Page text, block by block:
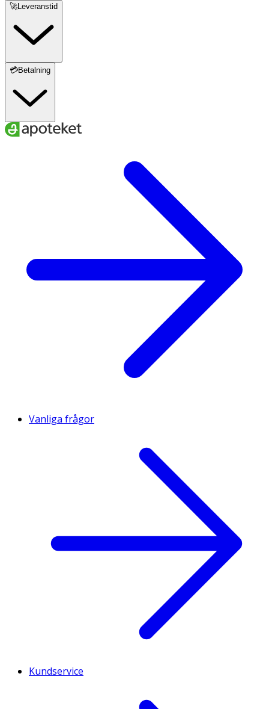
🚀Leveranstid
💳Betalning
Vanliga frågor
Kundservice